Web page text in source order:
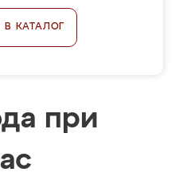
В КАТАЛОГ
при